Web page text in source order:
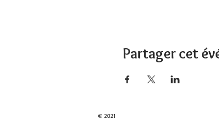
Partager cet
© 2021